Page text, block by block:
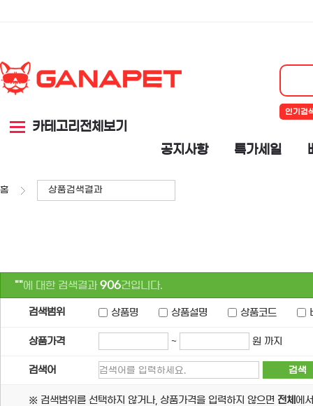
카테고리전체보기
인기검
공지사항 특가세일
홈 상품검색결과
""에 대한 검색결과 906건입니다.
검색범위 상품명 상품설명 상품코드
상품가격 ~ 원 까지
검색어
※ 검색범위를 선택하지 않거나, 상품가격을 입력하지 않으면 전체 에